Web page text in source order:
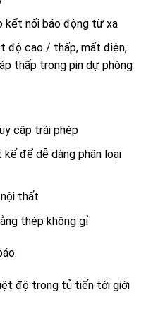
kết nối báo động từ xa
độ cao / thấp, mất điện,
thấp trong pin dự phòng
cập trái phép
để dễ dàng phân loại
thất
thép không gỉ
độ trong tủ tiến tới giới